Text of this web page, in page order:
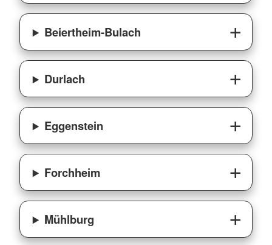
Beiertheim-Bulach
Durlach
Eggenstein
Forchheim
Mühlburg